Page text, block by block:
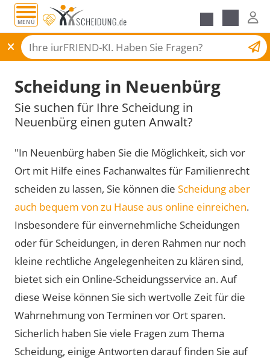
MENÜ
Scheidungsantrag
Scheidung in Neuenbürg
Sie suchen für Ihre Scheidung in
Neuenbürg einen guten Anwalt?
"In Neuenbürg haben Sie die Möglichkeit, sich vor
Ort mit Hilfe eines Fachanwaltes für Familienrecht
scheiden zu lassen, Sie können die Scheidung aber
auch bequem von zu Hause aus online einreichen.
Insbesondere für einvernehmliche Scheidungen
oder für Scheidungen, in deren Rahmen nur noch
kleine rechtliche Angelegenheiten zu klären sind,
bietet sich ein Online-Scheidungsservice an. Auf
diese Weise können Sie sich wertvolle Zeit für die
Wahrnehmung von Terminen vor Ort sparen.
Sicherlich haben Sie viele Fragen zum Thema
Scheidung, einige Antworten darauf finden Sie auf